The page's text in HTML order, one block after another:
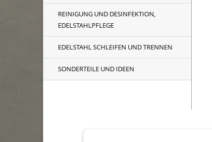
REINIGUNG UND DESINFEKTION,
EDELSTAHLPFLEGE
EDELSTAHL SCHLEIFEN UND TRENNEN
SONDERTEILE UND IDEEN